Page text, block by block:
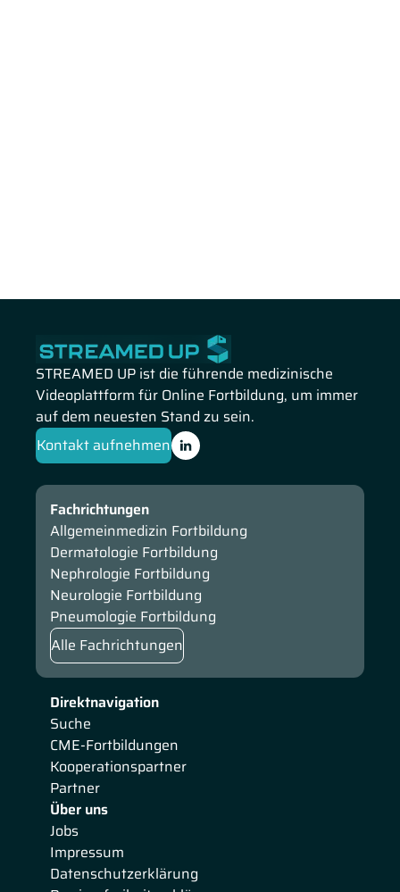
STREAMED UP ist die führende medizinische
Videoplattform für Online Fortbildung, um immer
auf dem neuesten Stand zu sein.
Kontakt aufnehmen
Direktnavigation
Suche
CME-Fortbildungen
Kooperationspartner
Partner
Über uns
Jobs
Impressum
Datenschutzerklärung
Fachrichtungen
Allgemeinmedizin Fortbildung
Dermatologie Fortbildung
Nephrologie Fortbildung
Neurologie Fortbildung
Pneumologie Fortbildung
Alle Fachrichtungen